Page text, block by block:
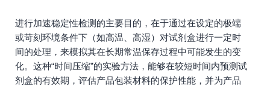
进行加速稳定性检测的主要目的，在于通过在设定的极端
或苛刻环境条件下（如高温、高湿）对试剂盒进行一定时
间的处理，来模拟其在长期常温保存过程中可能发生的变
化。这种“时间压缩”的实验方法，能够在较短时间内预测试
剂盒的有效期，评估产品包装材料的保护性能，并为产品